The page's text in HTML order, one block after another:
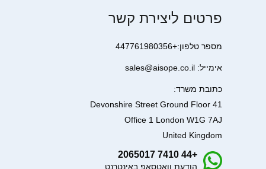
פרטים ליצירת קשר
מספר טלפון:+447761980356
אימייל: sales@aisope.co.il
כתובת משרד:
41 Devonshire Street Ground Floor
Office 1 London W1G 7AJ
United Kingdom
+44 7410 2065017
הודעת וואטסאפ באינטרנט